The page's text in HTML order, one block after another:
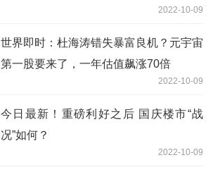
2022-10-09
世界即时：杜海涛错失暴富良机？元宇宙
第一股要来了，一年估值飙涨70倍
2022-10-09
今日最新！重磅利好之后 国庆楼市“战
况”如何？
2022-10-09